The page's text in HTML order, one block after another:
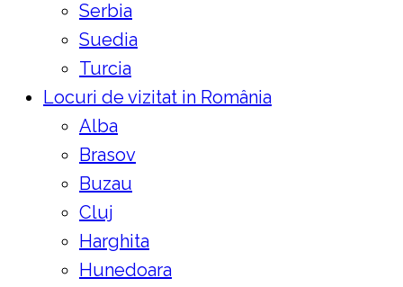
Serbia
Suedia
Turcia
Locuri de vizitat in România
Alba
Brasov
Buzau
Cluj
Harghita
Hunedoara